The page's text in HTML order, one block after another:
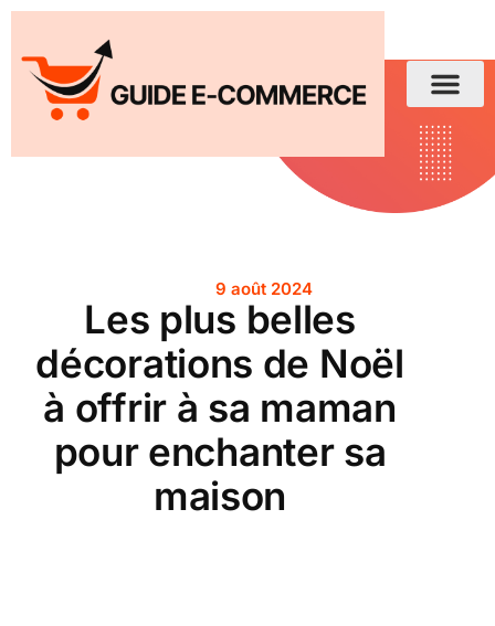
9 août 2024
Les plus belles
décorations de Noël
à offrir à sa maman
pour enchanter sa
maison